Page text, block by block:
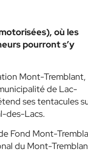
où les
pourront s’y
Mont-Tremblant,
de Lac-
ses tentacules
des-Lacs.
Fond Mont-
du Mont-